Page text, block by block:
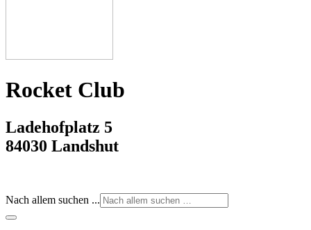
Rocket Club
Ladehofplatz 5
84030 Landshut
Nach allem suchen ...